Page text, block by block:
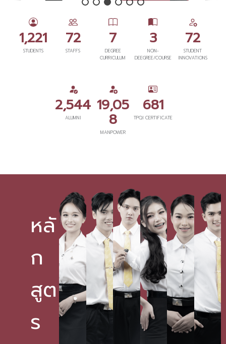
1,221
STUDENTS
72
STAFFS
7
DEGREE
CURRICULUM
3
NON-
DEEGREE/COURSE
72
STUDENT
INNOVATIONS
2,544
ALUMNI
19,05
8
MANPOWER
681
TPQI CERTIFICATE
หลั
ก
สูต
ร